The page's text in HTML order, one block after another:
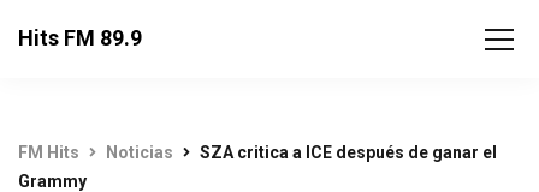
Hits FM 89.9
FM Hits Noticias
SZA critica a ICE después de ganar el
Grammy